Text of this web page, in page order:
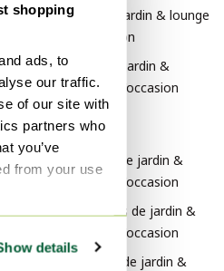
shopping
ads, to
our traffic.
of our site with
partners who
you’ve
from your use
details
HAY Salons de jardin & lounge
design d'occasion
EMU Salons de jardin &
lounge design d'occasion
Style
Design Salons de jardin &
lounge design d'occasion
Moderne Salons de jardin &
lounge design d'occasion
Vintage Salons de jardin &